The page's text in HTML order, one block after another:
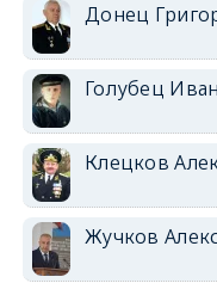
Донец
Голубец
Клецков
Жучков